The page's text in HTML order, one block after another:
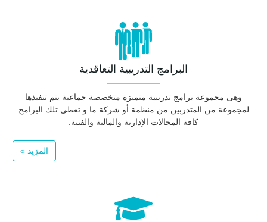
البرامج التدريبية التعاقدية
وهى مجموعة برامج تدريبية متميزة متخصصة جماعية يتم تنفيذها
لمجموعة من المتدربين من منظمة أو شركة ما و تغطى تلك البرامج
كافة المجالات الإدارية والمالية والفنية.
المزيد »